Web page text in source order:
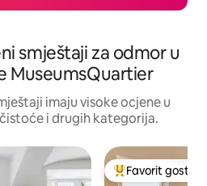
smještaji za odmor u
MuseumsQuartier
imaju visoke ocjene u
i drugih kategorija.
Glavni favorit
Favorit gostiju